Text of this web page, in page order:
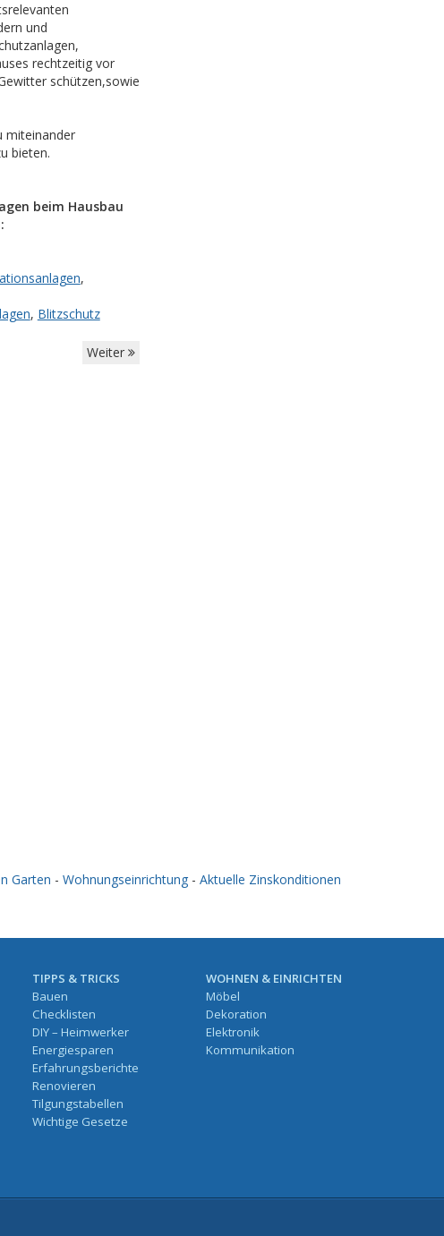
und
rechtzeitig vor
schützen,sowie
miteinander
bieten.
beim Hausbau
,
, Blitzschutz
Weiter
Garten - Wohnungseinrichtung - Aktuelle Zinskonditionen
TIPPS & TRICKS
Bauen
Checklisten
DIY – Heimwerker
Energiesparen
Erfahrungsberichte
Renovieren
Tilgungstabellen
Wichtige Gesetze
WOHNEN & EINRICHTEN
Möbel
Dekoration
Elektronik
Kommunikation